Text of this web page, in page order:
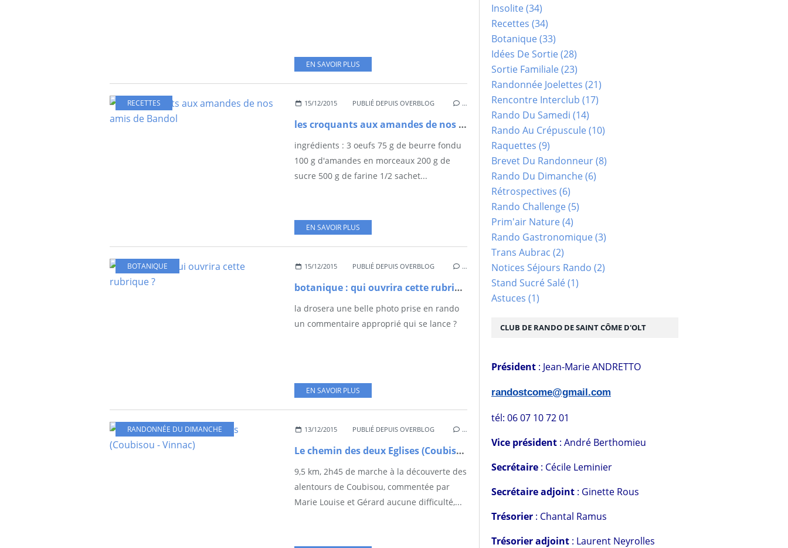
EN SAVOIR PLUS
RECETTES 15/12/2015 PUBLIÉ DEPUIS OVERBLOG …
les croquants aux amandes de nos amis de Bandol
ingrédients : 3 oeufs 75 g de beurre fondu
100 g d'amandes en morceaux 200 g de
sucre 500 g de farine 1/2 sachet...
EN SAVOIR PLUS
BOTANIQUE 15/12/2015 PUBLIÉ DEPUIS OVERBLOG …
botanique : qui ouvrira cette rubrique ?
la drosera une belle photo prise en rando
un commentaire approprié qui se lance ?
EN SAVOIR PLUS
RANDONNÉE DU DIMANCHE 13/12/2015 PUBLIÉ DEPUIS OVERBLOG …
Le chemin des deux Eglises (Coubisou - Vinnac)
9,5 km, 2h45 de marche à la découverte des
alentours de Coubisou, commentée par
Marie Louise et Gérard aucune difficulté,...
Insolite(34)
Recettes (34)
Botanique(33)
Idées De Sortie(28)
Sortie Familiale(23)
Randonnée Joelettes (21)
Rencontre Interclub (17)
Rando Du Samedi (14)
Rando Au Crépuscule(10)
Raquettes (9)
Brevet Du Randonneur(8)
Rando Du Dimanche(6)
Rétrospectives (6)
Rando Challenge(5)
Prim'air Nature(4)
Rando Gastronomique(3)
Trans Aubrac (2)
Notices Séjours Rando (2)
Stand Sucré Salé(1)
Astuces (1)
CLUB DE RANDO DE SAINT CÔME D'OLT
Président : Jean-Marie ANDRETTO
randostcome@gmail.com
tél: 06 07 10 72 01
Vice président : André Berthomieu
Secrétaire : Cécile Leminier
Secrétaire adjoint : Ginette Rous
Trésorier : Chantal Ramus
Trésorier adjoint : Laurent Neyrolles